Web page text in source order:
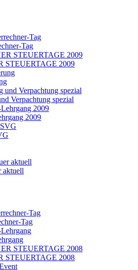
Tag
STEUERTAGE 2009
Verpachtung spezial
2009
aktuell
Tag
STEUERTAGE 2008